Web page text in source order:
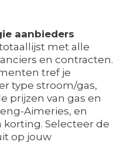
aanbieders
met alle
en contracten.
tref je
type stroom/gas,
prijzen van gas en
Aimeries, en
Selecteer de
op jouw